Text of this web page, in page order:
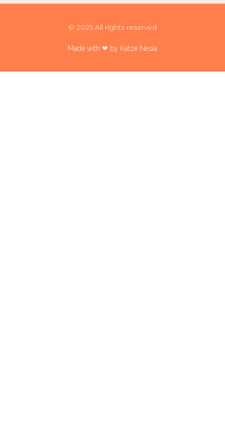
© 2025 All rights reserved
Made with ❤ by Katze Nesia